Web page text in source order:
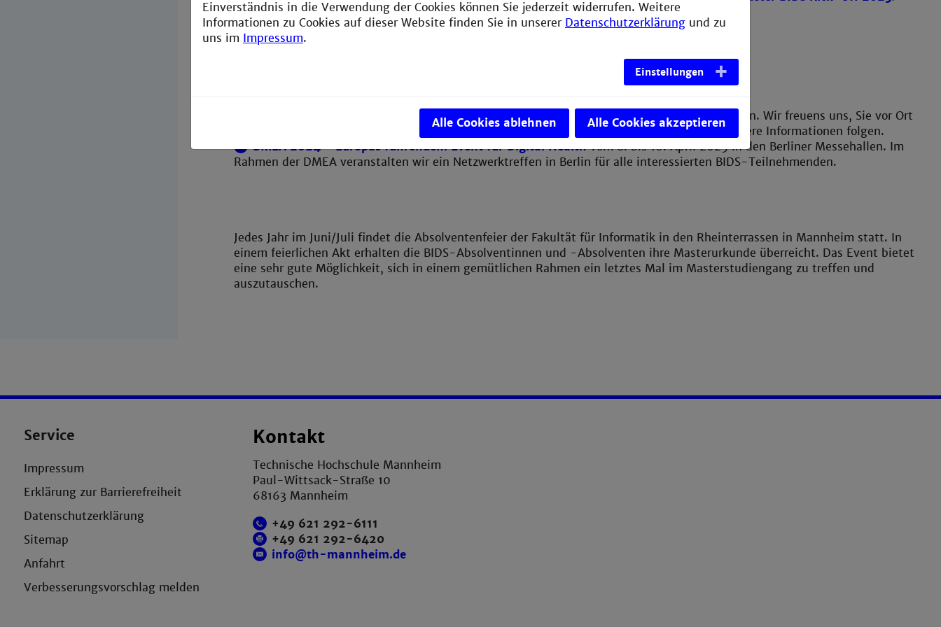
Auch in Frühjahr 2025 sind wir wieder mit einem Stand auf der DMEA Messe in Berlin vertreten. Wir freuens uns, Sie vor Ort
zu treffen und Ihnen das BIDS Aus- und Weiterbildungsprogramm vorstellen zu können. Weitere Informationen folgen.
DMEA 2024 - Europas führendem Event für Digital Healthvom 8. bis 10. April 2025 in den Berliner Messehallen. Im
Rahmen der DMEA veranstalten wir ein Netzwerktreffen in Berlin für alle interessierten BIDS-Teilnehmenden.
Jedes Jahr im Juni/Juli findet die Absolventenfeier der Fakultät für Informatik in den Rheinterrassen in Mannheim statt. In
einem feierlichen Akt erhalten die BIDS-Absolventinnen und -Absolventen ihre Masterurkunde überreicht. Das Event bietet
eine sehr gute Möglichkeit, sich in einem gemütlichen Rahmen ein letztes Mal im Masterstudiengang zu treffen und
auszutauschen.
Service
Impressum
Erklärung zur Barrierefreiheit
Datenschutzerklärung
Sitemap
Anfahrt
Verbesserungsvorschlag melden
Kontakt
Technische Hochschule Mannheim
Paul-Wittsack-Straße 10
68163 Mannheim
+49 621 292-6111
+49 621 292-6420
info@th-mannheim.de
Einverständnis in die Verwendung der Cookies können Sie jederzeit widerrufen. Weitere
Informationen zu Cookies auf dieser Website finden Sie in unserer Datenschutzerklärung und zu
uns im Impressum.
Einstellungen
Alle Cookies ablehnen Alle Cookies akzeptieren